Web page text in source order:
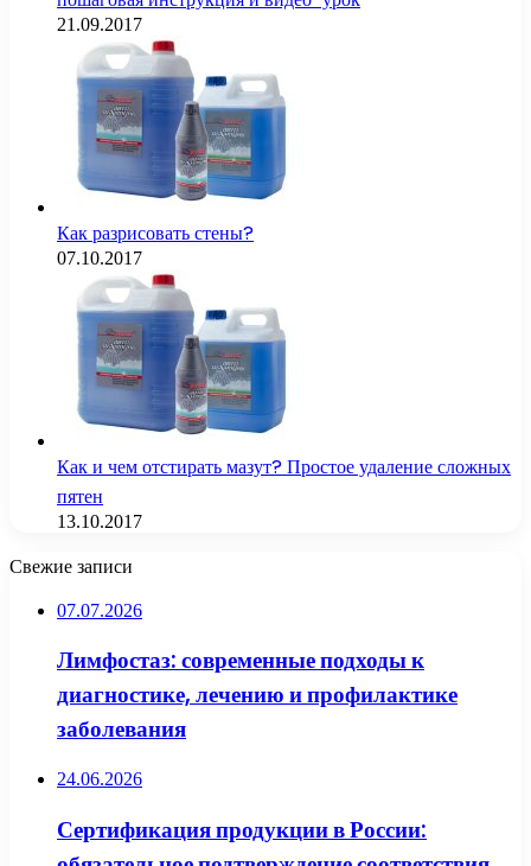
21.09.2017
Как разрисовать стены?
07.10.2017
Как и чем отстирать мазут? Простое удаление сложных
пятен
13.10.2017
Свежие записи
07.07.2026
Лимфостаз: современные подходы к
диагностике, лечению и профилактике
заболевания
24.06.2026
Сертификация продукции в России: